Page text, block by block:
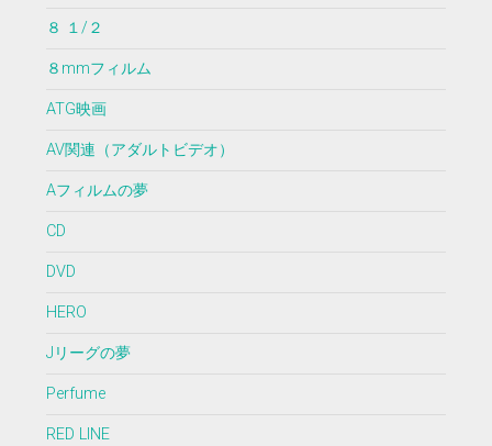
８ １/２
８mmフィルム
ATG映画
AV関連（アダルトビデオ）
Aフィルムの夢
CD
DVD
HERO
Jリーグの夢
Perfume
RED LINE